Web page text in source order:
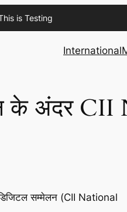
is Testing
International
के अंदर
सम्मेलन (CII National